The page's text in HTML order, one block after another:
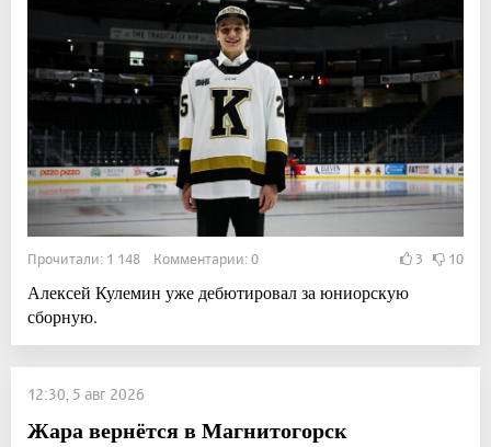
Прочитали: 1 148 Комментарии: 0 3 10
Алексей Кулемин уже дебютировал за юниорскую
сборную.
12:30, 5 авг 2026
Жара вернётся в Магнитогорск